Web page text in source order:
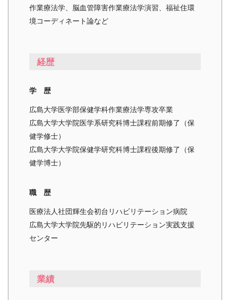
作業療法学、脳血管障害作業療法学演習、福祉住環
境コーディネート論など
経歴
学 歴
広島大学医学部保健学科作業療法学専攻卒業
広島大学大学院医学系研究科博士課程前期修了（保
健学修士）
広島大学大学院保健学研究科博士課程後期修了（保
健学博士）
職 歴
医療法人社団輝生会初台リハビリテーション病院
広島大学大学院先駆的リハビリテーション実践支援
センター
業績